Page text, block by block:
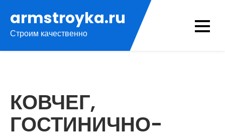
содержимому
armstroyka.ru
Строим качественно
КОВЧЕГ,
ГОСТИНИЧНО-